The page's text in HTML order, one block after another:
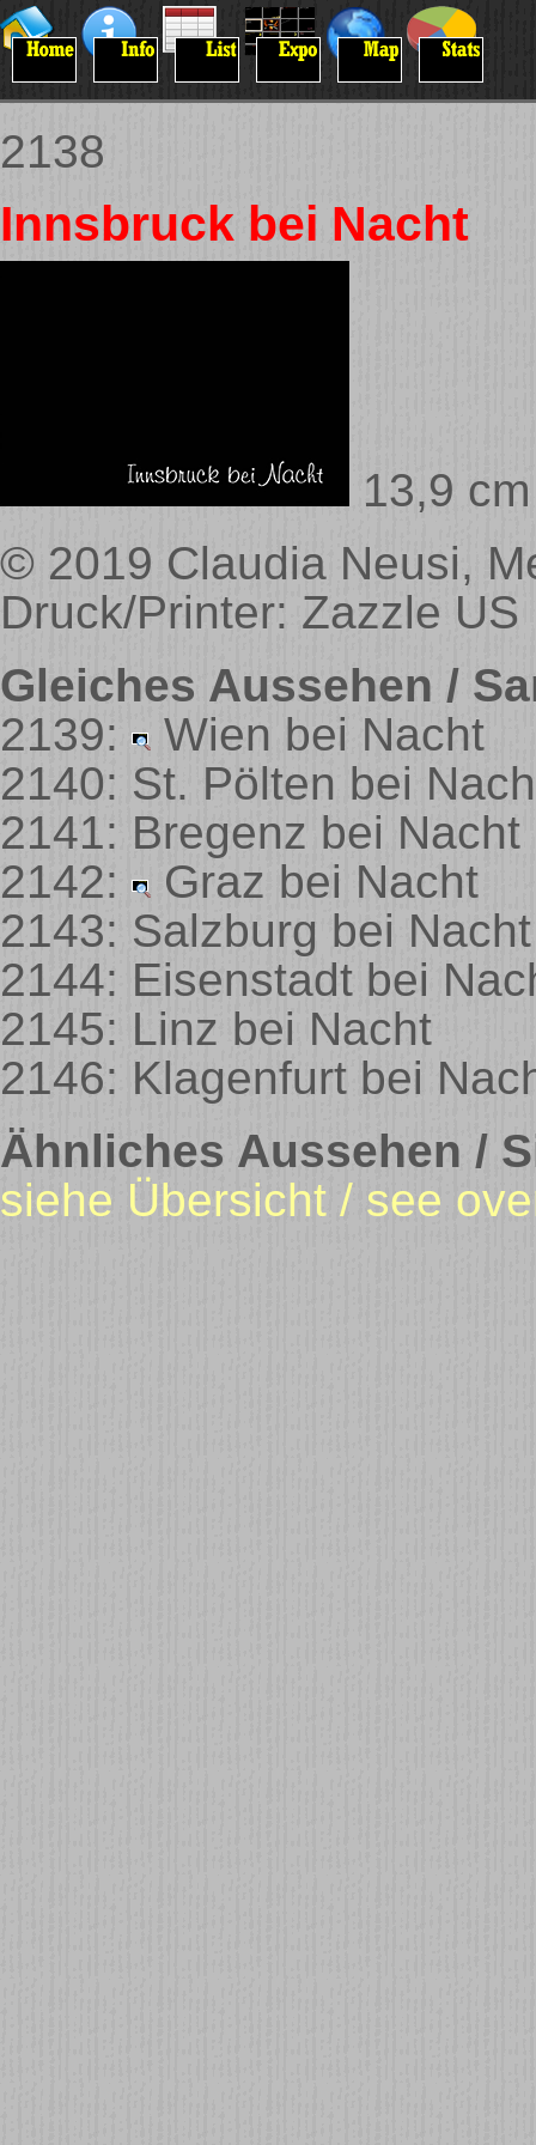
2138
Innsbruck bei Nacht
13,9
© 2019 Claudia Neusi,
Druck/Printer: Zazzle US
Gleiches Aussehen /
2139:
Wien bei Nacht
2140: St. Pölten bei
2141: Bregenz bei Nacht
2142:
Graz bei Nacht
2143: Salzburg bei Nacht
2144: Eisenstadt bei
2145: Linz bei Nacht
2146: Klagenfurt bei
Ähnliches Aussehen /
siehe Übersicht / see